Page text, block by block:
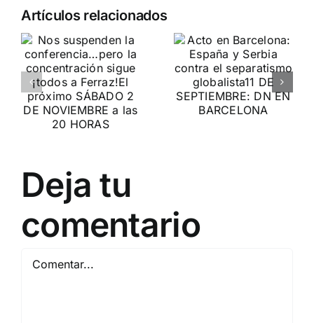
Artículos relacionados
Acto en
Barcelona:
España y
Serbia
contra el
separatismo
globalista
contra la
invasión
migratoria
y el gran
reemplazo
Deja tu
comentario